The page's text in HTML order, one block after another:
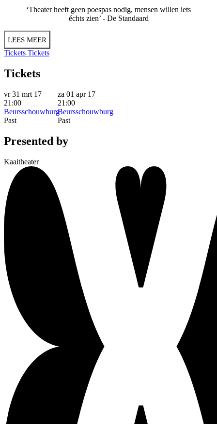
‘Theater heeft geen poespas nodig, mensen willen iets
échts zien’ - De Standaard
LEES MEER
Tickets Tickets
Tickets
vr 31 mrt 17
21:00
Beursschouwburg
Past
za 01 apr 17
21:00
Beursschouwburg
Past
Presented by
Kaaitheater